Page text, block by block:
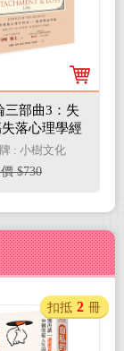
三部曲3：失
落心理學經
&兒童喪親與
關鍵研究】
: 小樹文化
$730
扣抵 2 冊